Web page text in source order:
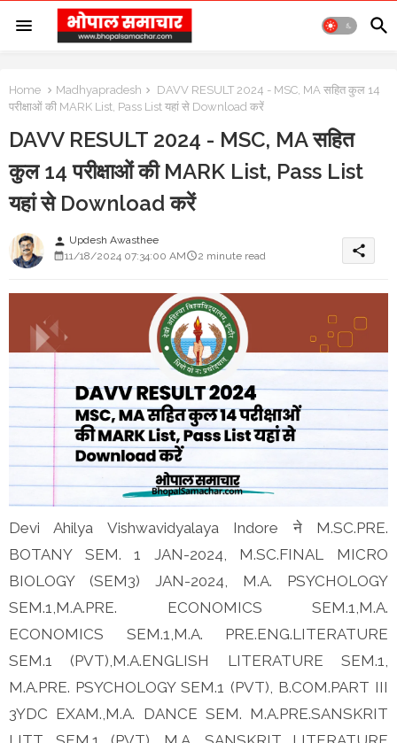
Home Madhyapradesh
DAVV RESULT 2024 - MSC, MA सहित कुल 14
परीक्षाओं की MARK List, Pass List यहां से Download करें
DAVV RESULT 2024 - MSC, MA सहित
कुल 14 परीक्षाओं की MARK List, Pass List
यहां से Download करें
person Updesh Awasthee
11/18/2024 07:34:00 AM
2 minute read share
Devi Ahilya Vishwavidyalaya Indore ने M.SC.PRE.
BOTANY SEM. 1 JAN-2024, M.SC.FINAL MICRO
BIOLOGY (SEM3) JAN-2024, M.A. PSYCHOLOGY
SEM.1,M.A.PRE. ECONOMICS SEM.1,M.A.
ECONOMICS SEM.1,M.A. PRE.ENG.LITERATURE
SEM.1 (PVT),M.A.ENGLISH LITERATURE SEM.1,
M.A.PRE. PSYCHOLOGY SEM.1 (PVT), B.COM.PART III
3YDC EXAM.,M.A. DANCE SEM. M.A.PRE.SANSKRIT